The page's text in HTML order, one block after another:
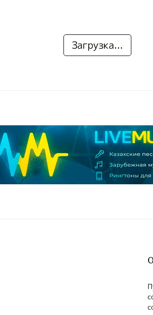
Загрузка...